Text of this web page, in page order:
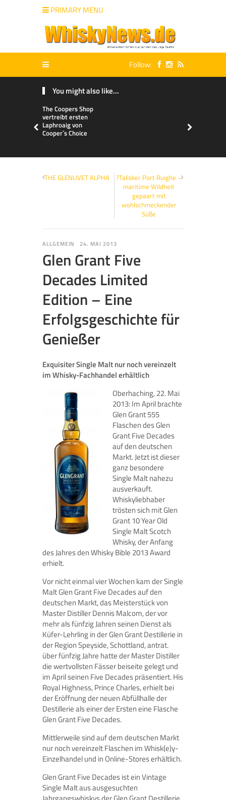
PRIMARY MENU
Follow:
You might also like...
The Coopers Shop
vertreibt ersten
Laphroaig von
Cooper`s Choice
THE GLENLIVET ALPHA
?Talisker Port Ruighe –
maritime Wildheit
gepaart mit
wohlschmeckender
Süße
ALLGEMEIN 24. MAI 2013
Glen Grant Five
Decades Limited
Edition – Eine
Erfolgsgeschichte für
Genießer
Exquisiter Single Malt nur noch vereinzelt
im Whisky-Fachhandel erhältlich
Oberhaching, 22. Mai
2013: Im April brachte
Glen Grant 555
Flaschen des Glen
Grant Five Decades
auf den deutschen
Markt. Jetzt ist dieser
ganz besondere
Single Malt nahezu
ausverkauft.
Whiskyliebhaber
trösten sich mit Glen
Grant 10 Year Old
Single Malt Scotch
Whisky, der Anfang
des Jahres den Whisky Bible 2013 Award
erhielt.
Vor nicht einmal vier Wochen kam der Single
Malt Glen Grant Five Decades auf den
deutschen Markt, das Meisterstück von
Master Distiller Dennis Malcom, der vor
mehr als fünfzig Jahren seinen Dienst als
Küfer-Lehrling in der Glen Grant Destillerie in
der Region Speyside, Schottland, antrat.
über fünfzig Jahre hatte der Master Distiller
die wertvollsten Fässer beiseite gelegt und
im April seinen Five Decades präsentiert. His
Royal Highness, Prince Charles, erhielt bei
der Eröffnung der neuen Abfüllhalle der
Destillerie als einer der Ersten eine Flasche
Glen Grant Five Decades.
Mittlerweile sind auf dem deutschen Markt
nur noch vereinzelt Flaschen im Whisk(e)y-
Einzelhandel und in Online-Stores erhältlich.
Glen Grant Five Decades ist ein Vintage
Single Malt aus ausgesuchten